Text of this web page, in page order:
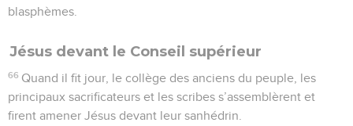
blasphèmes.
Jésus devant le Conseil supérieur
66 Quand il fit jour, le collège des anciens du peuple, les
principaux sacrificateurs et les scribes s’assemblèrent et
firent amener Jésus devant leur sanhédrin.